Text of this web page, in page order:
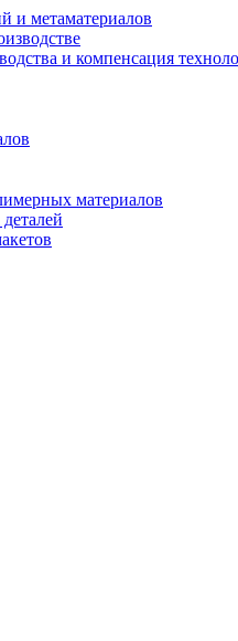
и метаматериалов
и компенсация
материалов